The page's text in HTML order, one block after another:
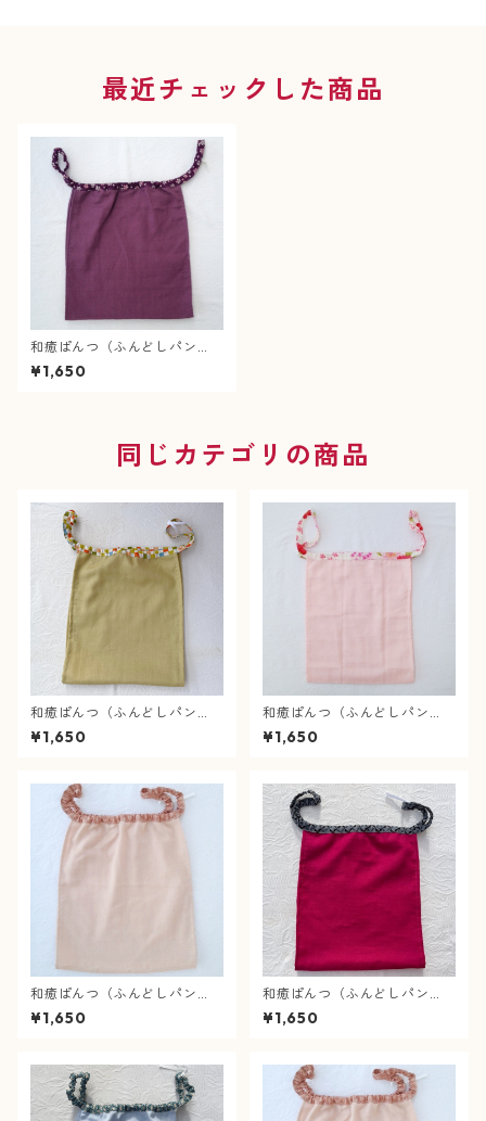
最近チェックした商品
和癒ぱんつ（ふんどしパン
ツ）肌癒ダブルガーゼ（紫）×
小花（紫）
¥1,650
同じカテゴリの商品
和癒ぱんつ（ふんどしパン
ツ）肌癒ダブルガーゼ（スモ
ーキーイエロー）×市松（カラ
¥1,650
和癒ぱんつ（ふんどしパン
ツ）肌癒ダブルガーゼ（ピン
ク）×桜と蝶（白）
¥1,650
和癒ぱんつ（ふんどしパン
ツ）肌癒ダブルガーゼ（スモ
ーキーピンク）×麻の葉（ピン
¥1,650
和癒ぱんつ（ふんどしパン
ツ）肌癒ダブルガーゼ（赤
紫）×風車（グレー）
¥1,650